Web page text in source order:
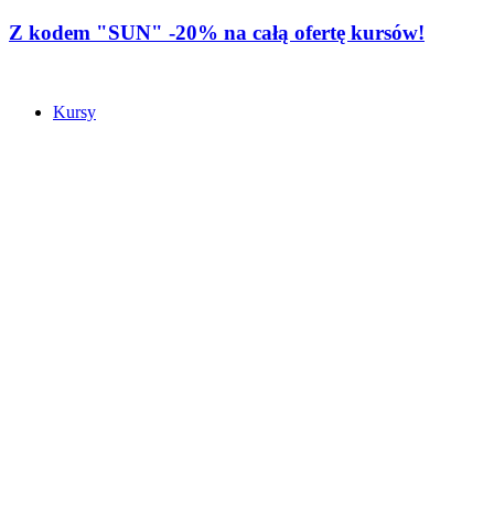
Z kodem "SUN" -20% na całą ofertę kursów!
Kursy